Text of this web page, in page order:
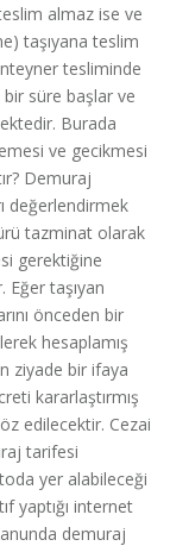
almaz ise ve
taşıyana teslim
tesliminde
bir süre başlar ve
Burada
ve gecikmesi
Demuraj
değerlendirmek
tazminat olarak
gerektiğine
Eğer taşıyan
önceden bir
hesaplamış
ziyade bir ifaya
kararlaştırmış
edilecektir. Cezai
tarifesi
yer alabileceği
yaptığı internet
demuraj